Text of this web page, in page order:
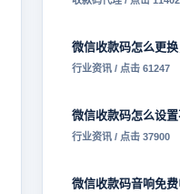
微信收款码怎么更
行业资讯 / 点击 61247
微信收款码怎么设置
行业资讯 / 点击 37900
微信收款码音响免